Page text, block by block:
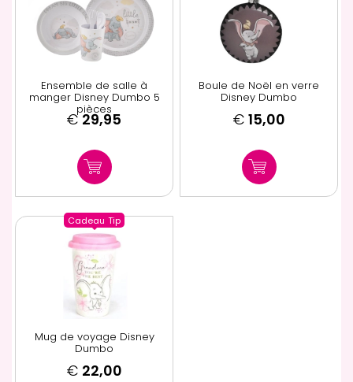
Ensemble de salle à
manger Disney Dumbo 5
pièces
€ 29,95
Boule de Noël en verre
Disney Dumbo
€ 15,00
Cadeau Tip
Mug de voyage Disney
Dumbo
€ 22,00